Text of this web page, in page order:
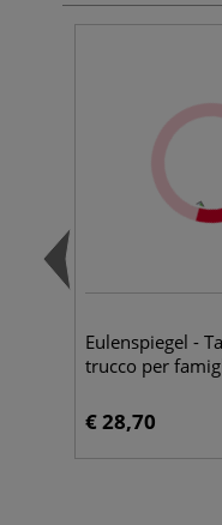
Eulenspiegel -
trucco per
€ 28,70